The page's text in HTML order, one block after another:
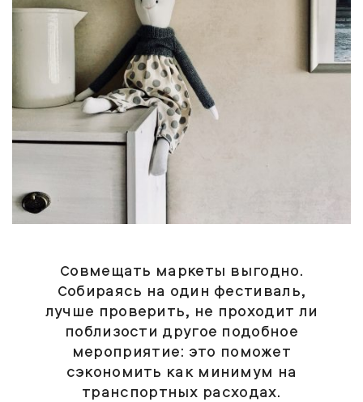
Совмещать маркеты выгодно.
Собираясь на один фестиваль,
лучше проверить, не проходит ли
поблизости другое подобное
мероприятие: это поможет
сэкономить как минимум на
транспортных расходах.